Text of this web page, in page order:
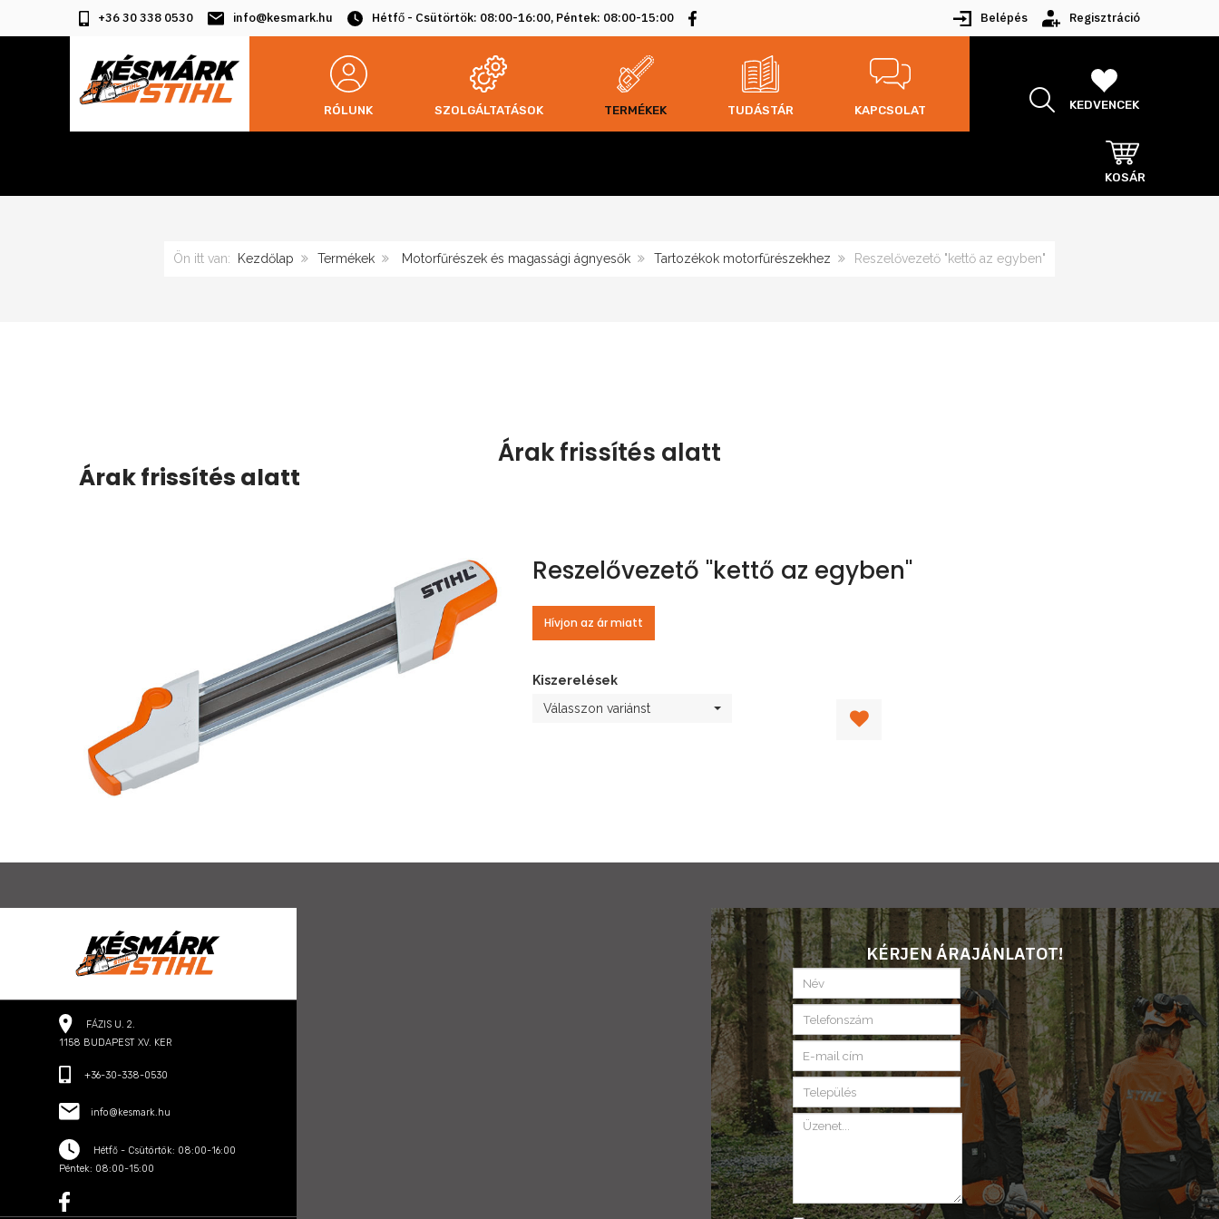
+36 30 338 0530 info@kesmark.hu Hétfő - Csütörtök: 08:00-16:00, Péntek: 08:00-15:00 Belépés Regisztráció
RÓLUNK SZOLGÁLTATÁSOK TERMÉKEK TUDÁSTÁR KAPCSOLAT KEDVENCEK
KOSÁR
Ön itt van: Kezdőlap Termékek Motorfűrészek és magassági ágnyesők Tartozékok motorfűrészekhez Reszelővezető "kettő az egyben"
Árak frissítés alatt
Árak frissítés alatt
Reszelővezető "kettő az egyben"
Hívjon az ár miatt
Kiszerelések
Válasszon variánst
FÁZIS U. 2.
1158 BUDAPEST XV. KER
+36-30-338-0530
info@kesmark.hu
Hétfő - Csütörtök: 08:00-16:00
Péntek: 08:00-15:00
KÉRJEN ÁRAJÁNLATOT!